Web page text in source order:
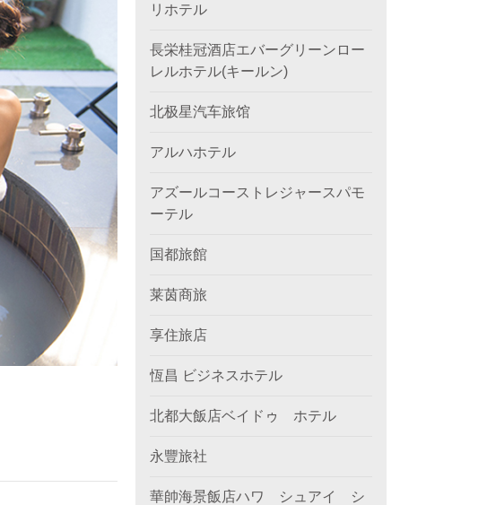
リホテル
長栄桂冠酒店エバーグリーンロー
レルホテル(キールン)
北极星汽车旅馆
アルハホテル
アズールコーストレジャースパモ
ーテル
国都旅館
莱茵商旅
享住旅店
恆昌 ビジネスホテル
北都大飯店ベイドゥ ホテル
永豐旅社
華帥海景飯店ハワ シュアイ シ